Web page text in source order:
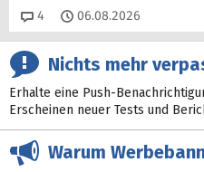
4 Kommentare
06.08.2026
Nichts mehr
Erhalte eine Push-
Erscheinen neuer Tests und
Warum